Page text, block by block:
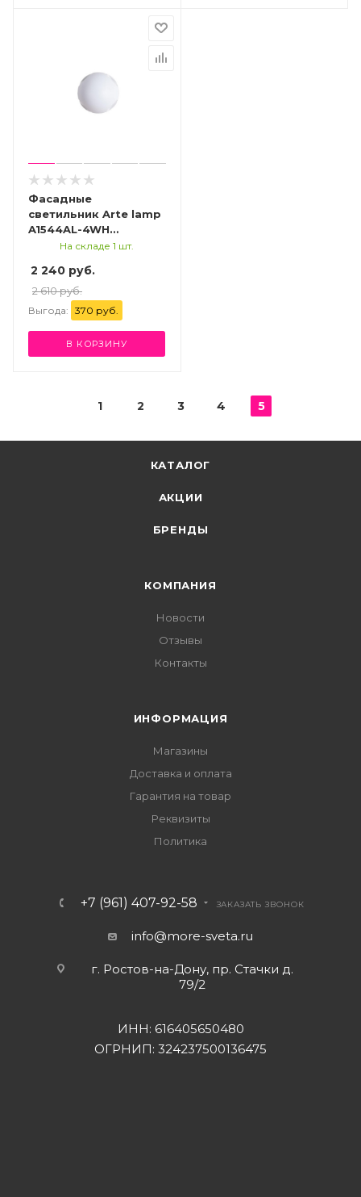
Фасадные
светильник Arte lamp
A1544AL-4WH
УЛИЧНЫЙНа складе 1 шт.
2 240 руб.
2 610 руб.
Выгода: 370 руб.
В КОРЗИНУ
1 2 3 4 5
КАТАЛОГ
АКЦИИ
БРЕНДЫ
КОМПАНИЯ
Новости
Отзывы
Контакты
ИНФОРМАЦИЯ
Магазины
Доставка и оплата
Гарантия на товар
Реквизиты
Политика
+7 (961) 407-92-58 ЗАКАЗАТЬ ЗВОНОК
info@more-sveta.ru
г. Ростов-на-Дону, пр. Стачки д.
79/2
ИНН: 616405650480
ОГРНИП: 324237500136475